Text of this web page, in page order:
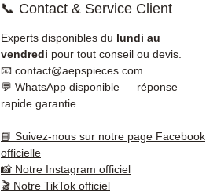
📞 Contact & Service Client
Experts disponibles du lundi au
vendredi pour tout conseil ou devis.
📧 contact@aepspieces.com
💬 WhatsApp disponible — réponse
rapide garantie.
📘 Suivez-nous sur notre page Facebook
officielle
📸 Notre Instagram officiel
🎬 Notre TikTok officiel